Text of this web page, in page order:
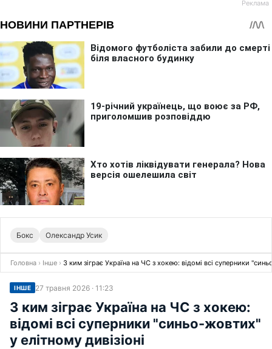
Бокс Олександр Усик
Головна › Інше › З ким зіграє Україна на ЧС з хокею: відомі всі суперники
ІНШЕ 27 травня 2026 · 11:23
З ким зіграє Україна на ЧС з хокею:
відомі всі суперники "синьо-жовтих"
у елітному дивізіоні